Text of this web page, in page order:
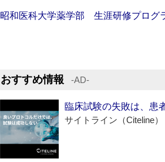
昭和医科大学薬学部 生涯研修プロ
おすすめ情報 ‐AD‐
臨床試験の失敗は、患
サイトライン（Citeline）